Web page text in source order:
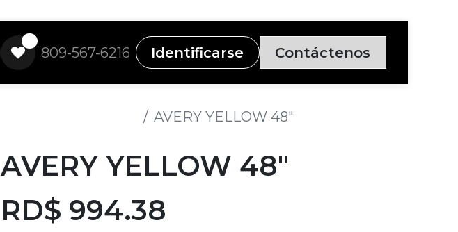
809-567-6216 Identificarse Contáctenos
AVERY YELLOW 48"
AVERY YELLOW 48"
RD$ 994.38